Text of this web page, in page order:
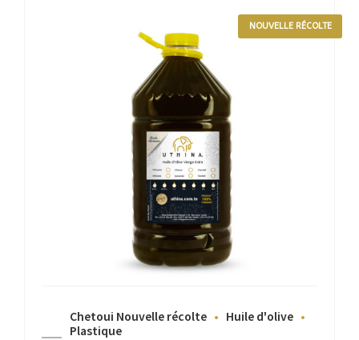
NOUVELLE RÉCOLTE
Chetoui Nouvelle récolte
Huile d'olive
Plastique